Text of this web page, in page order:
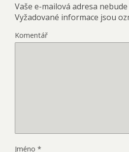
Vaše e-mailová adresa
Vyžadované informace jsou
Komentář
Jméno *